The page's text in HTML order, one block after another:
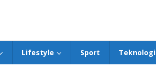
Lifestyle Sport Teknologi